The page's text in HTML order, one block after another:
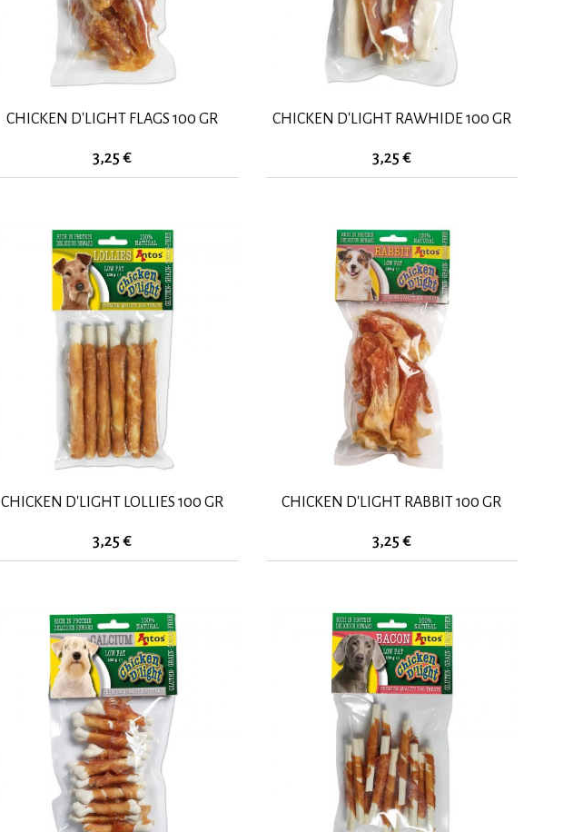
CHICKEN D'LIGHT FLAGS 100 GR
3,25 €
CHICKEN D'LIGHT RAWHIDE 100 GR
3,25 €
CHICKEN D'LIGHT LOLLIES 100 GR
3,25 €
CHICKEN D'LIGHT RABBIT 100 GR
3,25 €